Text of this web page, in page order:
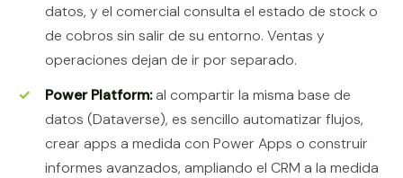
datos, y el comercial consulta el estado de stock o
de cobros sin salir de su entorno. Ventas y
operaciones dejan de ir por separado.
Power Platform:al compartir la misma base de
datos (Dataverse), es sencillo automatizar flujos,
crear apps a medida con Power Apps o construir
informes avanzados, ampliando el CRM a la medida